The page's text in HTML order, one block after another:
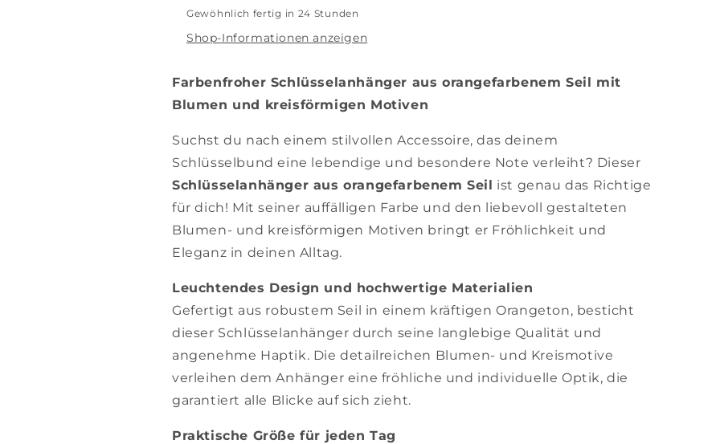
Gewöhnlich fertig in 24 Stunden
Shop-Informationen anzeigen
Farbenfroher Schlüsselanhänger aus orangefarbenem Seil mit
Blumen und kreisförmigen Motiven
Suchst du nach einem stilvollen Accessoire, das deinem
Schlüsselbund eine lebendige und besondere Note verleiht? Dieser
Schlüsselanhänger aus orangefarbenem Seil ist genau das Richtige
für dich! Mit seiner auffälligen Farbe und den liebevoll gestalteten
Blumen- und kreisförmigen Motiven bringt er Fröhlichkeit und
Eleganz in deinen Alltag.
Leuchtendes Design und hochwertige Materialien
Gefertigt aus robustem Seil in einem kräftigen Orangeton, besticht
dieser Schlüsselanhänger durch seine langlebige Qualität und
angenehme Haptik. Die detailreichen Blumen- und Kreismotive
verleihen dem Anhänger eine fröhliche und individuelle Optik, die
garantiert alle Blicke auf sich zieht.
Praktische Größe für jeden Tag